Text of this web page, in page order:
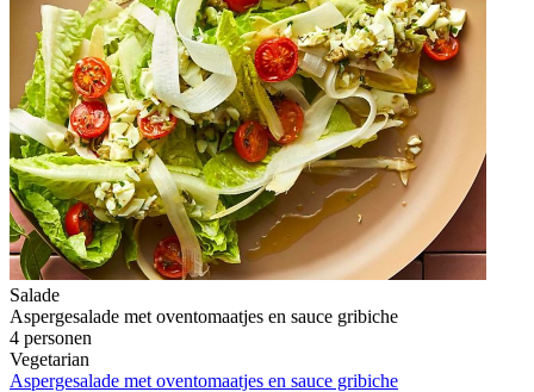
Salade
Aspergesalade met oventomaatjes en sauce gribiche
4 personen
Vegetarian
Aspergesalade met oventomaatjes en sauce gribiche